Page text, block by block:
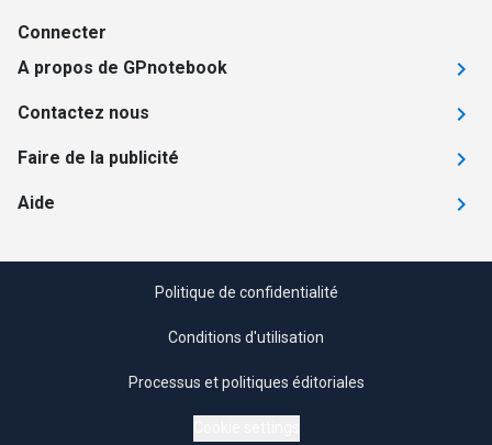
Connecter
A propos de GPnotebook
Contactez nous
Faire de la publicité
Aide
Politique de confidentialité
Conditions d'utilisation
Processus et politiques éditoriales